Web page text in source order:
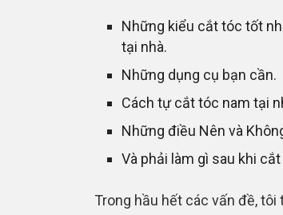
Những kiểu cắt tóc tốt
tại nhà.
Những dụng cụ bạn cần.
Cách tự cắt tóc nam tại
Những điều Nên và
Và phải làm gì sau khi
Trong hầu hết các vấn đề,